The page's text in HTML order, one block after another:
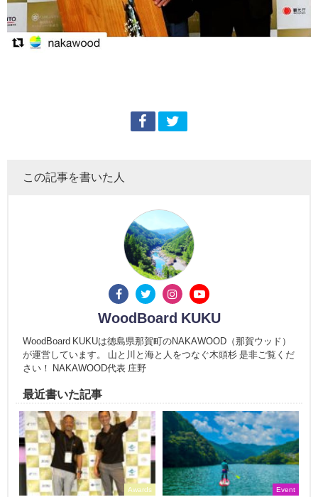
この記事を書いた人
WoodBoard KUKU
WoodBoard KUKUは徳島県那賀町のNAKAWOOD（那賀ウッド）
が運営しています。 山と川と海と人をつなぐ木頭杉 是非ご覧くだ
さい！ NAKAWOOD代表 庄野
最近書いた記事
Awards Event